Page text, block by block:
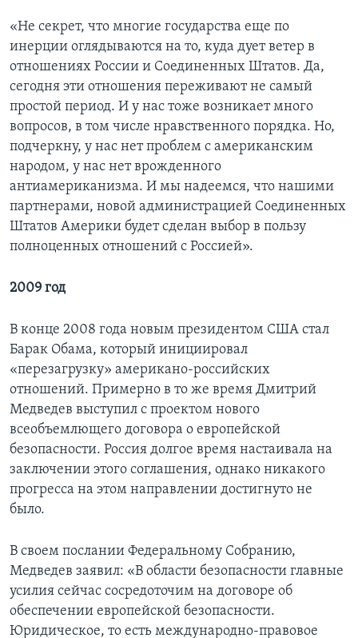
«Не секрет, что многие государства еще по
инерции оглядываются на то, куда дует ветер в
отношениях России и Соединенных Штатов. Да,
сегодня эти отношения переживают не самый
простой период. И у нас тоже возникает много
вопросов, в том числе нравственного порядка. Но,
подчеркну, у нас нет проблем с американским
народом, у нас нет врожденного
антиамериканизма. И мы надеемся, что нашими
партнерами, новой администрацией Соединенных
Штатов Америки будет сделан выбор в пользу
полноценных отношений с Россией».
2009 год
В конце 2008 года новым президентом США стал
Барак Обама, который инициировал
«перезагрузку» американо-российских
отношений. Примерно в то же время Дмитрий
Медведев выступил с проектом нового
всеобъемлющего договора о европейской
безопасности. Россия долгое время настаивала на
заключении этого соглашения, однако никакого
прогресса на этом направлении достигнуто не
было.
В своем послании Федеральному Собранию,
Медведев заявил: «В области безопасности главные
усилия сейчас сосредоточим на договоре об
обеспечении европейской безопасности.
Юридическое, то есть международно-правовое